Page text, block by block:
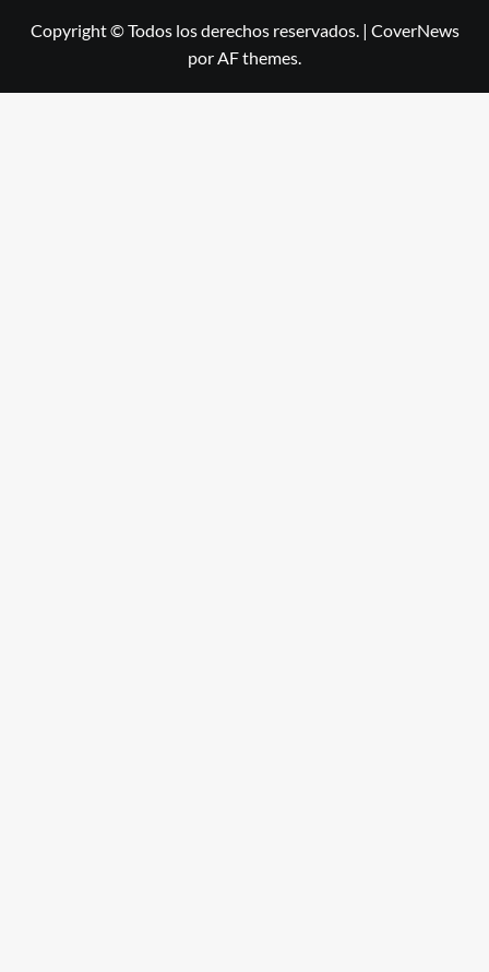
Copyright © Todos los derechos reservados. | CoverNews
por AF themes.